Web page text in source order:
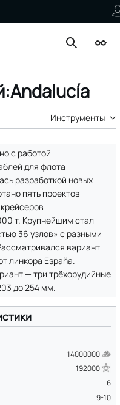
Поиск
Инструменты
с работой
для флота
разработкой новых
пять проектов
т. Крупнейшим стал
36 узлов» с разными
вариант
линкора España.
— три трёхорудийные
до 254 мм.
14000000
192000
6
9-10